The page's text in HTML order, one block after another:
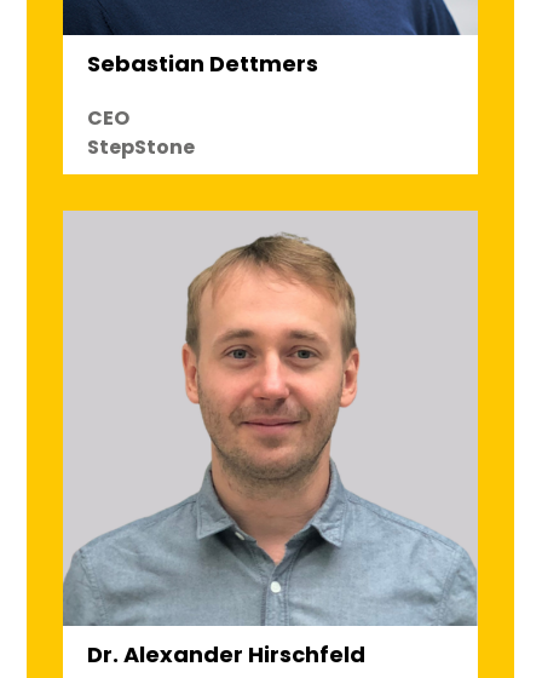
Sebastian Dettmers
CEO
StepStone
Dr. Alexander Hirschfeld